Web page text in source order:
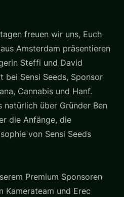
freuen wir uns, Euch
Amsterdam präsentieren
Steffi und David
bei Sensi Seeds, Sponsor
Cannabis und Hanf.
natürlich über Gründer Ben
die Anfänge, die
von Sensi Seeds
Premium Sponsoren
Kamerateam und Erec